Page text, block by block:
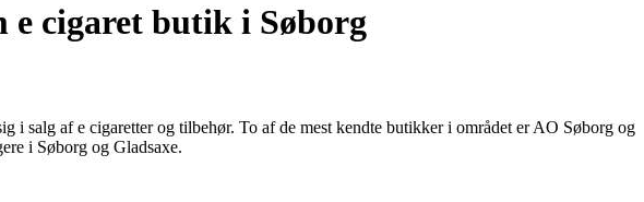
e cigaret butik i Søborg
i salg af e cigaretter og tilbehør. To af de mest kendte butikker i området er AO Søborg og
i Søborg og Gladsaxe.